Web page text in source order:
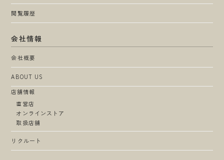
閲覧履歴
会社情報
会社概要
ABOUT US
店舗情報
直営店
オンラインストア
取扱店舗
リクルート